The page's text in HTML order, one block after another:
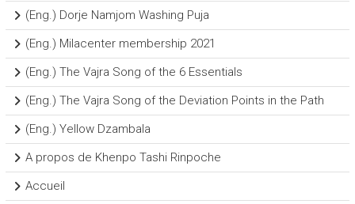
(Eng.) Dorje Namjom Washing Puja
(Eng.) Milacenter membership 2021
(Eng.) The Vajra Song of the 6 Essentials
(Eng.) The Vajra Song of the Deviation Points in the Path
(Eng.) Yellow Dzambala
A propos de Khenpo Tashi Rinpoche
Accueil